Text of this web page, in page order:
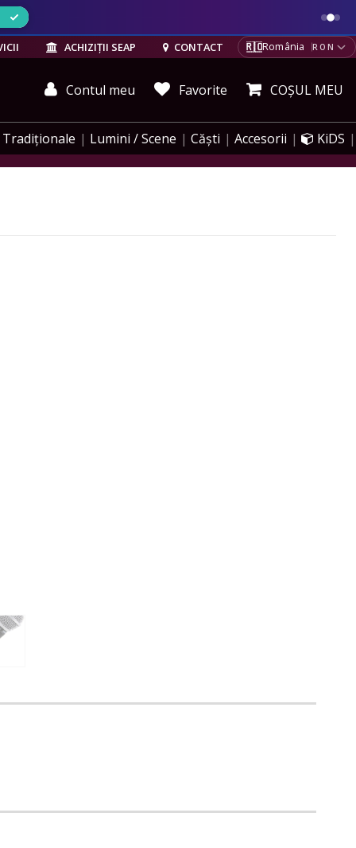
ACHIZIȚII SEAP CONTACT 🇷🇴România RON
Contul meu Favorite COȘUL MEU
Tradiționale Lumini / Scene Căști Accesorii KiDS